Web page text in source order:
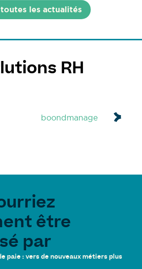
les actualités
RH
être
par
paie : vers de nouveaux métiers plus